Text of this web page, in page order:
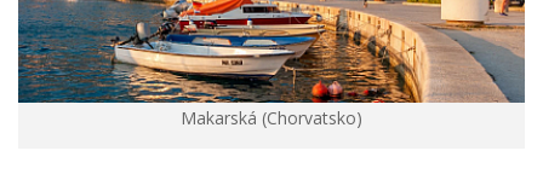
Makarská (Chorvatsko)